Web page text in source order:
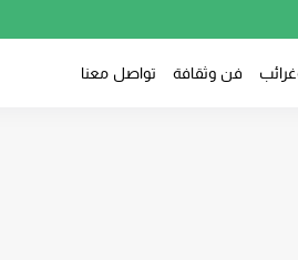
فن وثقافة تواصل معنا